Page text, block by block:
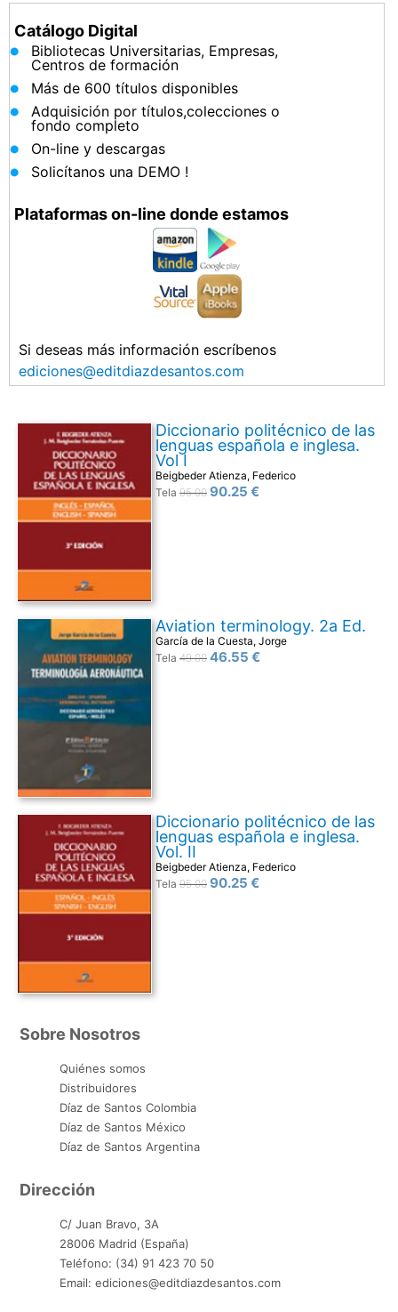
Catálogo Digital
Bibliotecas Universitarias, Empresas,
Centros de formación
Más de 600 títulos disponibles
Adquisición por títulos,colecciones o
fondo completo
On-line y descargas
Solicítanos una DEMO !
Plataformas on-line donde estamos
Si deseas más información escríbenos
ediciones@editdiazdesantos.com
Diccionario politécnico de las
lenguas española e inglesa.
Vol I
Beigbeder Atienza, Federico
Tela 95.00 90.25 €
Aviation terminology. 2a Ed.
García de la Cuesta, Jorge
Tela 49.00 46.55 €
Diccionario politécnico de las
lenguas española e inglesa.
Vol. II
Beigbeder Atienza, Federico
Tela 95.00 90.25 €
Sobre Nosotros
Quiénes somos
Distribuidores
Díaz de Santos Colombia
Díaz de Santos México
Díaz de Santos Argentina
Dirección
C/ Juan Bravo, 3A
28006 Madrid (España)
Teléfono: (34) 91 423 70 50
Email: ediciones@editdiazdesantos.com